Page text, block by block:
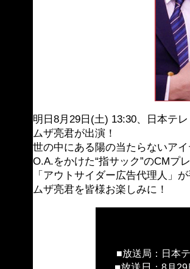
明日8月29日(土) 13:30、日本テ
ムザ亮君が出演！
世の中にある陽の当たらないア
O.A.をかけた“指サック”のCMプ
「アウトサイダー広告代理人」
ムザ亮君を皆様お楽しみに！
■放送局 ：日本